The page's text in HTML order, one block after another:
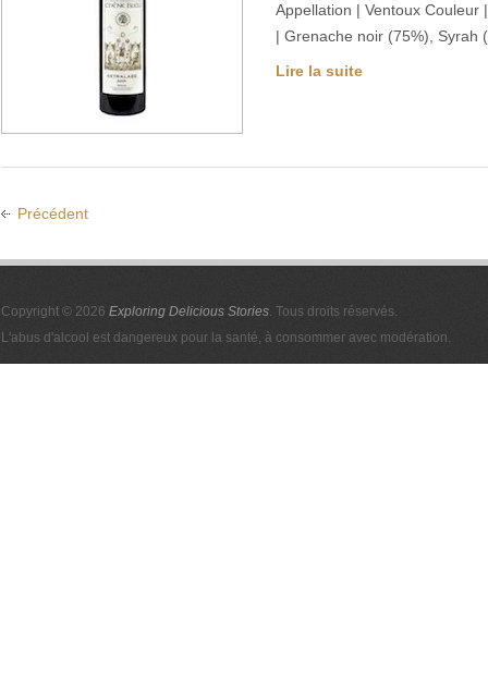
Appellation | Ventoux Couleur
| Grenache noir (75%),
Lire la suite
Précédent
Copyright © 2026 Exploring Delicious Stories. Tous droits réservés.
L'abus d'alcool est dangereux pour la santé, à consommer avec modération.